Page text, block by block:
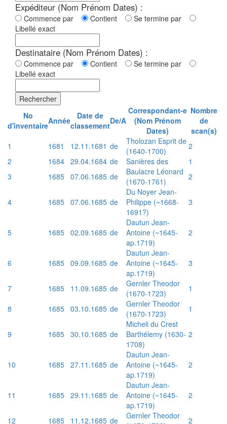
Expéditeur (Nom Prénom Dates) :
Commence par Contient
Se termine par
Libellé exact
Destinataire (Nom Prénom Dates) :
Commence par Contient
Se termine par
Libellé exact
Rechercher
No
d'inventaireAnnée
Date de
classementDe/A
Correspondant-e
(Nom Prénom
Dates)
Nombre
de
scan(s)
1
1681 12.11.1681 de
Tholozan Esprit de
(1640-1700)
2
2
1684 29.04.1684 de Sanières des
1
3
1685 07.06.1685 de
Baulacre Léonard
(1670-1761)
2
4 1685 07.06.1685 de
Du Noyer Jean-
Philippe (~1668-
1691?)
3
5 1685 02.09.1685 de
Dautun Jean-
Antoine (~1645-
ap.1719)
2
6 1685 09.09.1685 de
Dautun Jean-
Antoine (~1645-
ap.1719)
3
7 1685 11.09.1685 de
Gernler Theodor
(1670-1723)
1
8
1685 03.10.1685 de
Gernler Theodor
(1670-1723)
1
9 1685 30.10.1685 de
Micheli du Crest
Barthélemy (1630-
1708)
2
10 1685 27.11.1685 de
Dautun Jean-
Antoine (~1645-
ap.1719)
2
11 1685 29.11.1685 de
Dautun Jean-
Antoine (~1645-
ap.1719)
2
12 1685 11.12.1685 de
Gernler Theodor
2